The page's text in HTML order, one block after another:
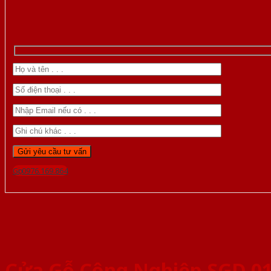
Gọi 0976.169.864